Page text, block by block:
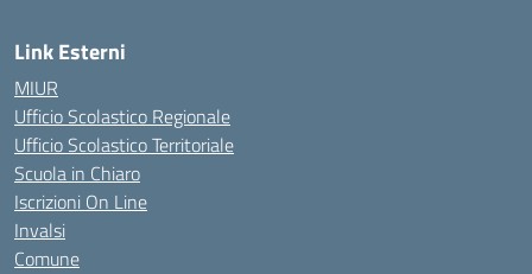
Link Esterni
MIUR
Ufficio Scolastico Regionale
Ufficio Scolastico Territoriale
Scuola in Chiaro
Iscrizioni On Line
Invalsi
Comune